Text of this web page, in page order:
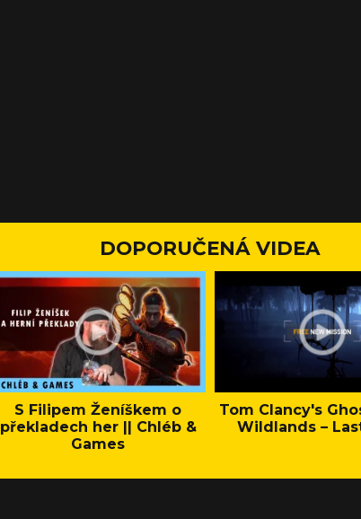
DOPORUČENÁ VIDEA
S Filipem Ženíškem o
překladech her || Chléb &
Games
Tom Clancy's
Wildlands –